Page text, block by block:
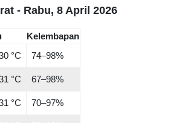
- Rabu, 8 April 2026
Kelembapan
°C 74–98%
°C 67–98%
°C 70–97%